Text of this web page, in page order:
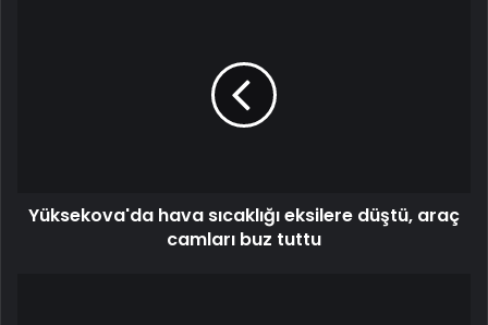
Yüksekova'da hava sıcaklığı eksilere düştü, araç
camları buz tuttu